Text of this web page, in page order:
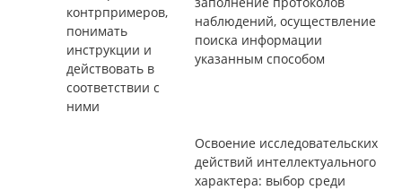
контрпримеров,
понимать
инструкции и
действовать в
соответствии с
ними
наблюдений, осуществление
поиска информации
указанным способом
Освоение исследовательских
действий интеллектуального
характера: выбор среди